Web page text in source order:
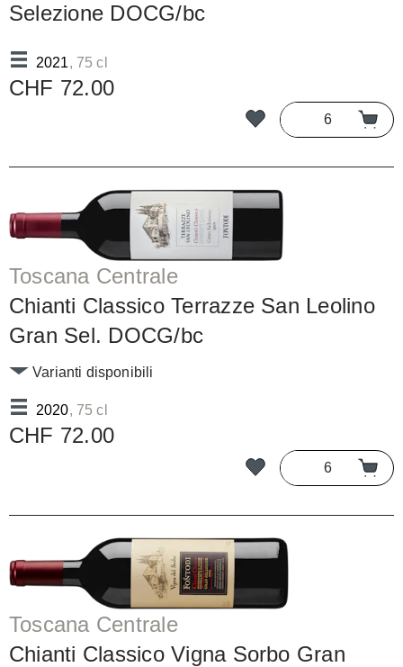
Selezione DOCG/bc
2021, 75 cl
CHF 72.00
Toscana Centrale
Chianti Classico Terrazze San Leolino
Gran Sel. DOCG/bc
2020, 75 cl
Varianti disponibili
CHF 72.00
Toscana Centrale
Chianti Classico Vigna Sorbo Gran